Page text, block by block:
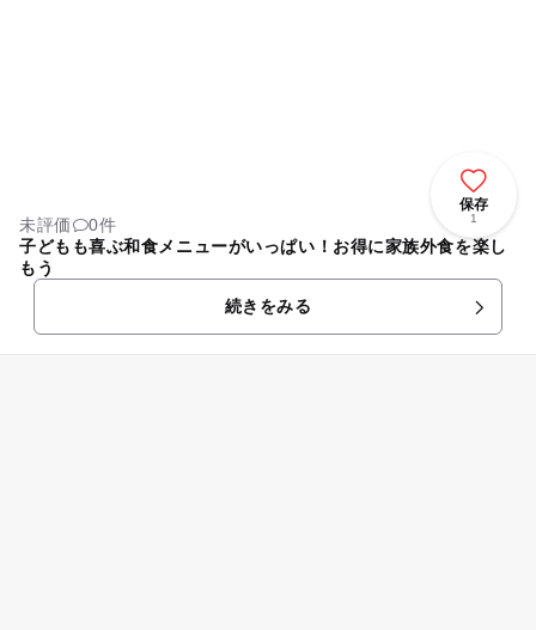
保存
1
未評価
0件
子どもも喜ぶ和食メニューがいっぱい！お得に家族外食を楽し
もう
続きをみる